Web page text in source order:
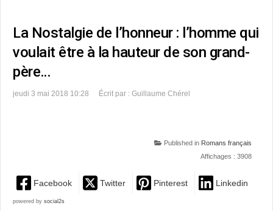
La Nostalgie de l’honneur : l’homme qui
voulait être à la hauteur de son grand-
père…
jeudi 3 mai 2018 10:28 Écrit par : Guillaume Chérel
Published in Romans français
Affichages : 3908
Facebook Twitter Pinterest Linkedin
powered by social2s